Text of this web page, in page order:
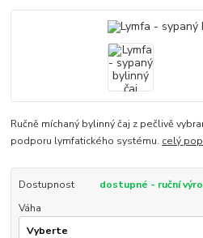
Ručně míchaný bylinný čaj z pečlivě
podporu lymfatického systému. celý
Dostupnost
dostupné - ruční
Váha